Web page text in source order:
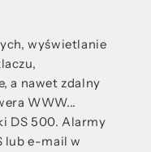
wyświetlanie
a nawet zdalny
WWW...
DS 500. Alarmy
lub e-mail w